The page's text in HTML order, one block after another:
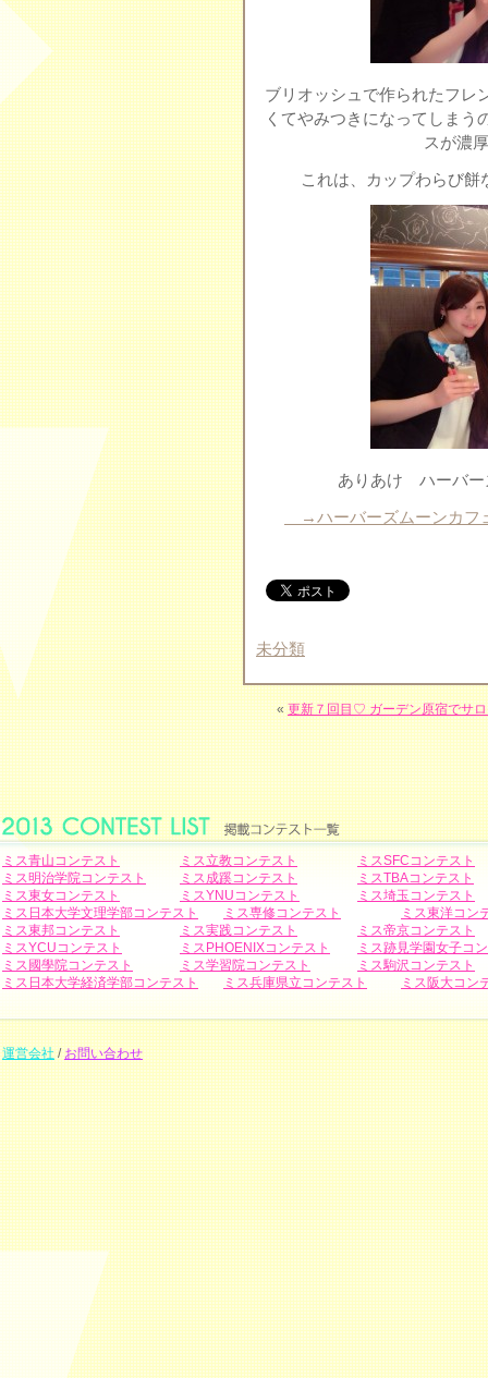
ブリオッシュで作られたフ
くてやみつきになってしま
スが濃
これは、カップわらび
ありあけ ハーバ
→ハーバーズムーンカフ
未分類
«更新７回目♡ ガーデン原宿でサ
ミス青山コンテスト ミス立教コンテスト
ミスSFCコンテスト
ミス明治学院コンテスト
ミス成蹊コンテスト
ミスTBAコンテスト
ミス東女コンテスト
ミスYNUコンテスト
ミス埼玉コンテスト
ミス日本大学文理学部コンテスト
ミス専修コンテスト
ミス東洋コン
ミス東邦コンテスト
ミス実践コンテスト
ミス帝京コンテスト
ミスYCUコンテスト
ミスPHOENIXコンテスト
ミス跡見学園女子コ
ミス國學院コンテスト
ミス学習院コンテスト
ミス駒沢コンテスト
ミス日本大学経済学部コンテスト
ミス兵庫県立コンテスト ミス阪大コン
運営会社/お問い合わせ